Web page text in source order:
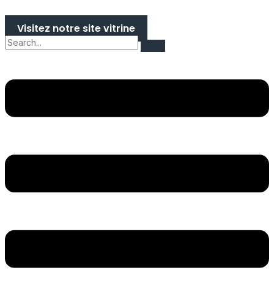
Visitez notre site vitrine